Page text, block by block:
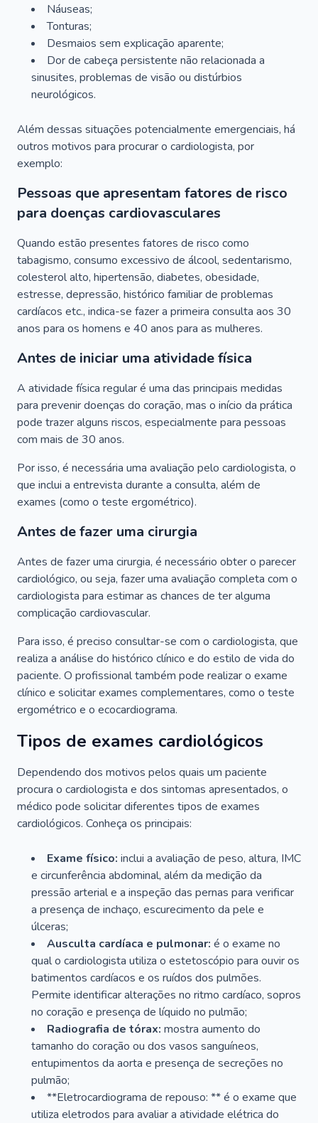
Náuseas;
Tonturas;
Desmaios sem explicação aparente;
Dor de cabeça persistente não relacionada a
sinusites, problemas de visão ou distúrbios
neurológicos.
Além dessas situações potencialmente emergenciais, há
outros motivos para procurar o cardiologista, por
exemplo:
Pessoas que apresentam fatores de risco
para doenças cardiovasculares
Quando estão presentes fatores de risco como
tabagismo, consumo excessivo de álcool, sedentarismo,
colesterol alto, hipertensão, diabetes, obesidade,
estresse, depressão, histórico familiar de problemas
cardíacos etc., indica-se fazer a primeira consulta aos 30
anos para os homens e 40 anos para as mulheres.
Antes de iniciar uma atividade física
A atividade física regular é uma das principais medidas
para prevenir doenças do coração, mas o início da prática
pode trazer alguns riscos, especialmente para pessoas
com mais de 30 anos.
Por isso, é necessária uma avaliação pelo cardiologista, o
que inclui a entrevista durante a consulta, além de
exames (como o teste ergométrico).
Antes de fazer uma cirurgia
Antes de fazer uma cirurgia, é necessário obter o parecer
cardiológico, ou seja, fazer uma avaliação completa com o
cardiologista para estimar as chances de ter alguma
complicação cardiovascular.
Para isso, é preciso consultar-se com o cardiologista, que
realiza a análise do histórico clínico e do estilo de vida do
paciente. O profissional também pode realizar o exame
clínico e solicitar exames complementares, como o teste
ergométrico e o ecocardiograma.
Tipos de exames cardiológicos
Dependendo dos motivos pelos quais um paciente
procura o cardiologista e dos sintomas apresentados, o
médico pode solicitar diferentes tipos de exames
cardiológicos. Conheça os principais:
Exame físico: inclui a avaliação de peso, altura, IMC
e circunferência abdominal, além da medição da
pressão arterial e a inspeção das pernas para verificar
a presença de inchaço, escurecimento da pele e
úlceras;
Ausculta cardíaca e pulmonar: é o exame no
qual o cardiologista utiliza o estetoscópio para ouvir os
batimentos cardíacos e os ruídos dos pulmões.
Permite identificar alterações no ritmo cardíaco, sopros
no coração e presença de líquido no pulmão;
Radiografia de tórax: mostra aumento do
tamanho do coração ou dos vasos sanguíneos,
entupimentos da aorta e presença de secreções no
pulmão;
**Eletrocardiograma de repouso: ** é o exame que
utiliza eletrodos para avaliar a atividade elétrica do